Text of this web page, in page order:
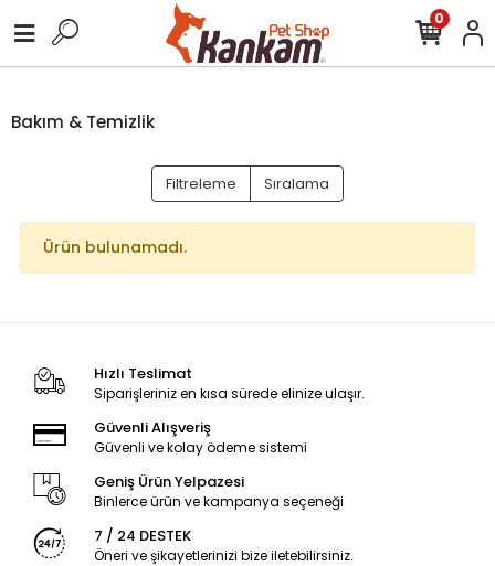
0
Bakım & Temizlik
Filtreleme Sıralama
Ürün bulunamadı.
Hızlı Teslimat
Siparişleriniz en kısa sürede elinize ulaşır.
Güvenli Alışveriş
Güvenli ve kolay ödeme sistemi
Geniş Ürün Yelpazesi
Binlerce ürün ve kampanya seçeneği
7 / 24 DESTEK
Öneri ve şikayetlerinizi bize iletebilirsiniz.